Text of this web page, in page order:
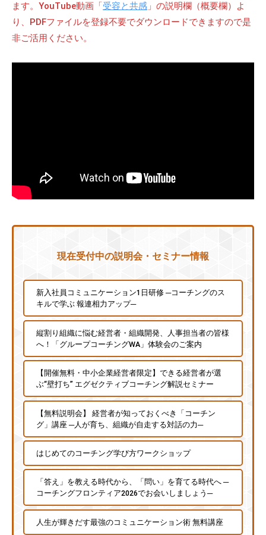
ます。YouTube動画「受容と共感 」の説明欄（概要欄）よ
り、PDFファイルを登録不要でダウンロードできますので是
非ご活用ください。
現在受付中の説明会・セミナー情報
新入社員コミュニケーション1日研修 ─コーチングのス
キルで学ぶ 報連相力アップ─
縦割り組織に悩む経営者・組織開発、人事担当者の皆様
へ！「グループコーチングWA」体験会のご案内
【開催無料・中小企業経営者限定】できる経営者が選
ぶ“壁打ち” エグゼクティブコーチング解説セミナー
【無料説明会】 経営者が知っておくべき「コーチン
グ」講座 ─人が育ち、組織が自走する対話の力─
はじめてのコーチング学び方ワークショップ
「答え」を教える時代から、「問い」を育てる時代へ ─
コーチングフロンティア2026でお会いしましょう─
人生が輝きだす最強のコミュニケーション術 無料講座